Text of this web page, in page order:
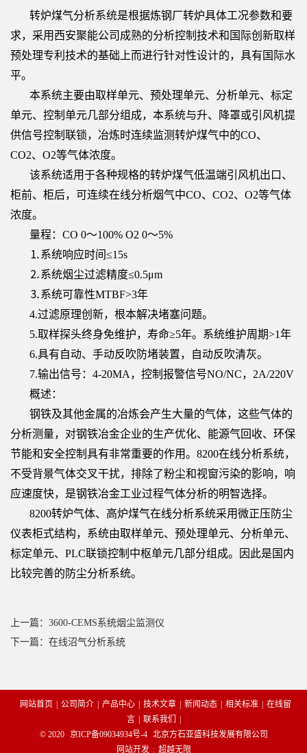
转炉煤气分析系统是根据炼钢厂转炉具体工况参数和要
求，采用西安聚能公司成熟的分析控制技术和国际创新取样
预处理专利技术的基础上而进行针对性设计的，具有国际水
平。
本系统主要由取样单元、预处理单元、分析单元、标定
单元、控制单元几部分组成，本系统与升、降罩或引风机提
供信号控制联锁，冶炼时连续监测转炉煤气中的CO、
CO2、O2等气体浓度。
该系统适用于各种规格的转炉煤气低温端引风机出口、
柜前、柜后，可连续在线分析烟气中CO、CO2、O2等气体
浓度。
量程：CO 0～100% O2 0～5%
⒈系统响应时间≤15s
⒉系统烟尘过滤精度≤0.5μm
⒊系统可靠性MTBF>3年
4.过滤原理创新，根本解决堵塞问题。
5.取样探头终身免维护，寿命≥5年。系统维护周期>1年
6.具有自动、手动反吹防堵装置，自动反吹清灰。
7.输出信号：4-20MA，控制报警信号NO/NC，2A/220V
概述：
钢铁及其他金属的冶炼会产生大量的气体，这些气体的
分析测量，对钢铁冶金企业的生产优化、能源气回收、环保
节能和安全控制具有非常重要的作用。8200在线分析系统，
不受背景气体交叉干扰，排除了粉尘和视窗污染的影响，响
应速度快，是钢铁冶金工业过程气体分析的明智选择。
8200转炉气体、高炉煤气在线分析系统采用微正压防尘
仪表柜式结构，系统由取样单元、预处理单元、分析单元、
标定单元、PLC联锁控制中枢单元几部分组成。因此是国内
比较完善的防尘分析系统。
上一篇：3600-CEMS系统烟尘监测仪
下一篇：在线沼气分析系统
网站首页 | 公司简介 | 产品中心 | 技术文章 | 新闻动态 | 相关标准 | 在线留
言 | 联系我们
|
© 2020 京ICP备09034934号-4
北京方石亚盛科技发展有限公司
网站开发 : 超越无限